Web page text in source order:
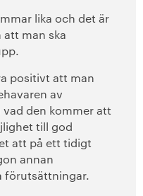
lika och det är
man ska
positivt att man
av
den kommer att
till god
att på ett tidigt
annan
förutsättningar.